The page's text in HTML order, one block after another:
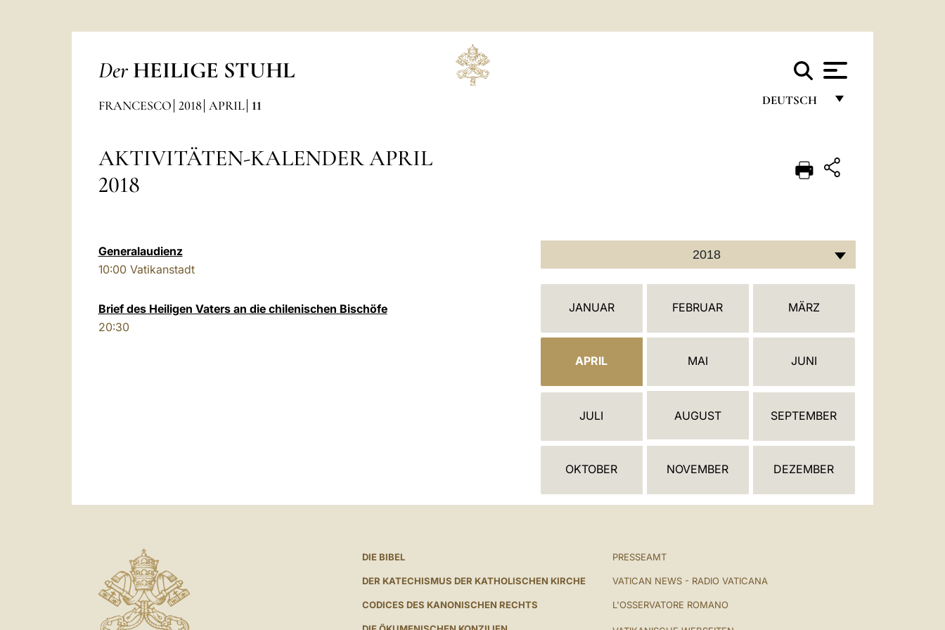
Der HEILIGE STUHL
DEUTSCH
ITALIANO
ESPAÑOL
FRANCESCO 2018 APRIL 11
AKTIVITÄTEN-KALENDER APRIL
2018
Generalaudienz
10:00 Vatikanstadt
Brief des Heiligen Vaters an die chilenischen Bischöfe
20:30
2018
L
N
E
JANUAR FEBRUAR MÄRZ
APRIL MAI JUNI
JULI AUGUST SEPTEMBER
OKTOBER NOVEMBER DEZEMBER
DIE BIBEL
DER KATECHISMUS DER KATHOLISCHEN KIRCHE
CODICES DES KANONISCHEN RECHTS
PRESSEAMT
VATICAN NEWS - RADIO VATICANA
L'OSSERVATORE ROMANO